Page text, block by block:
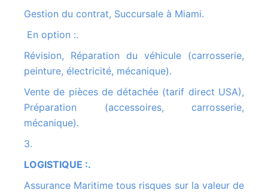
Gestion du contrat, Succursale à Miami.
En option :.
Révision, Réparation du véhicule (carrosserie,
peinture, électricité, mécanique).
Vente de pièces de détachée (tarif direct USA),
Préparation (accessoires, carrosserie,
mécanique).
3.
LOGISTIQUE :.
Assurance Maritime tous risques sur la valeur de